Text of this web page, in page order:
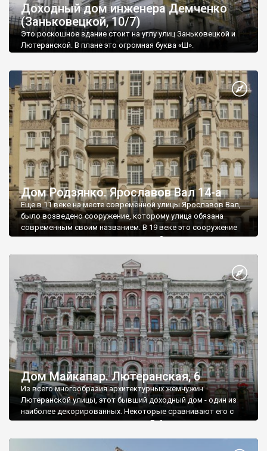
Доходный дом инженера Демченко
(Заньковецкой, 10/7)
Это роскошное здание стоит на углу улиц Заньковецкой и
Лютеранской. В плане это огромная буква «Ш».
Дом Родзянко. Ярославов Вал 14-а
Еще в 11 веке на месте современной улицы Ярославов Вал,
было возведено сооружение, которому улица обязана
современным своим названием. В 19 веке это сооружение
снесли и улица стала застраиваться. Здесь появилось
уцелевших одним из красивейших является дом под
номером 14-а, возведенный Леонидом Родзянко по проекту
архитектора Мартина Клуга.
Дом Майкапар. Лютеранская, 6
Из всего многообразия архитектурных жемчужин
Лютеранской улицы, этот бывший доходный дом - один из
наиболее декорированных. Некоторые сравнивают его с
многоярусным кремовым тортом. Действительно похож.
главный дом усадьбы на Лютеранской (№ 6) скульпторы и